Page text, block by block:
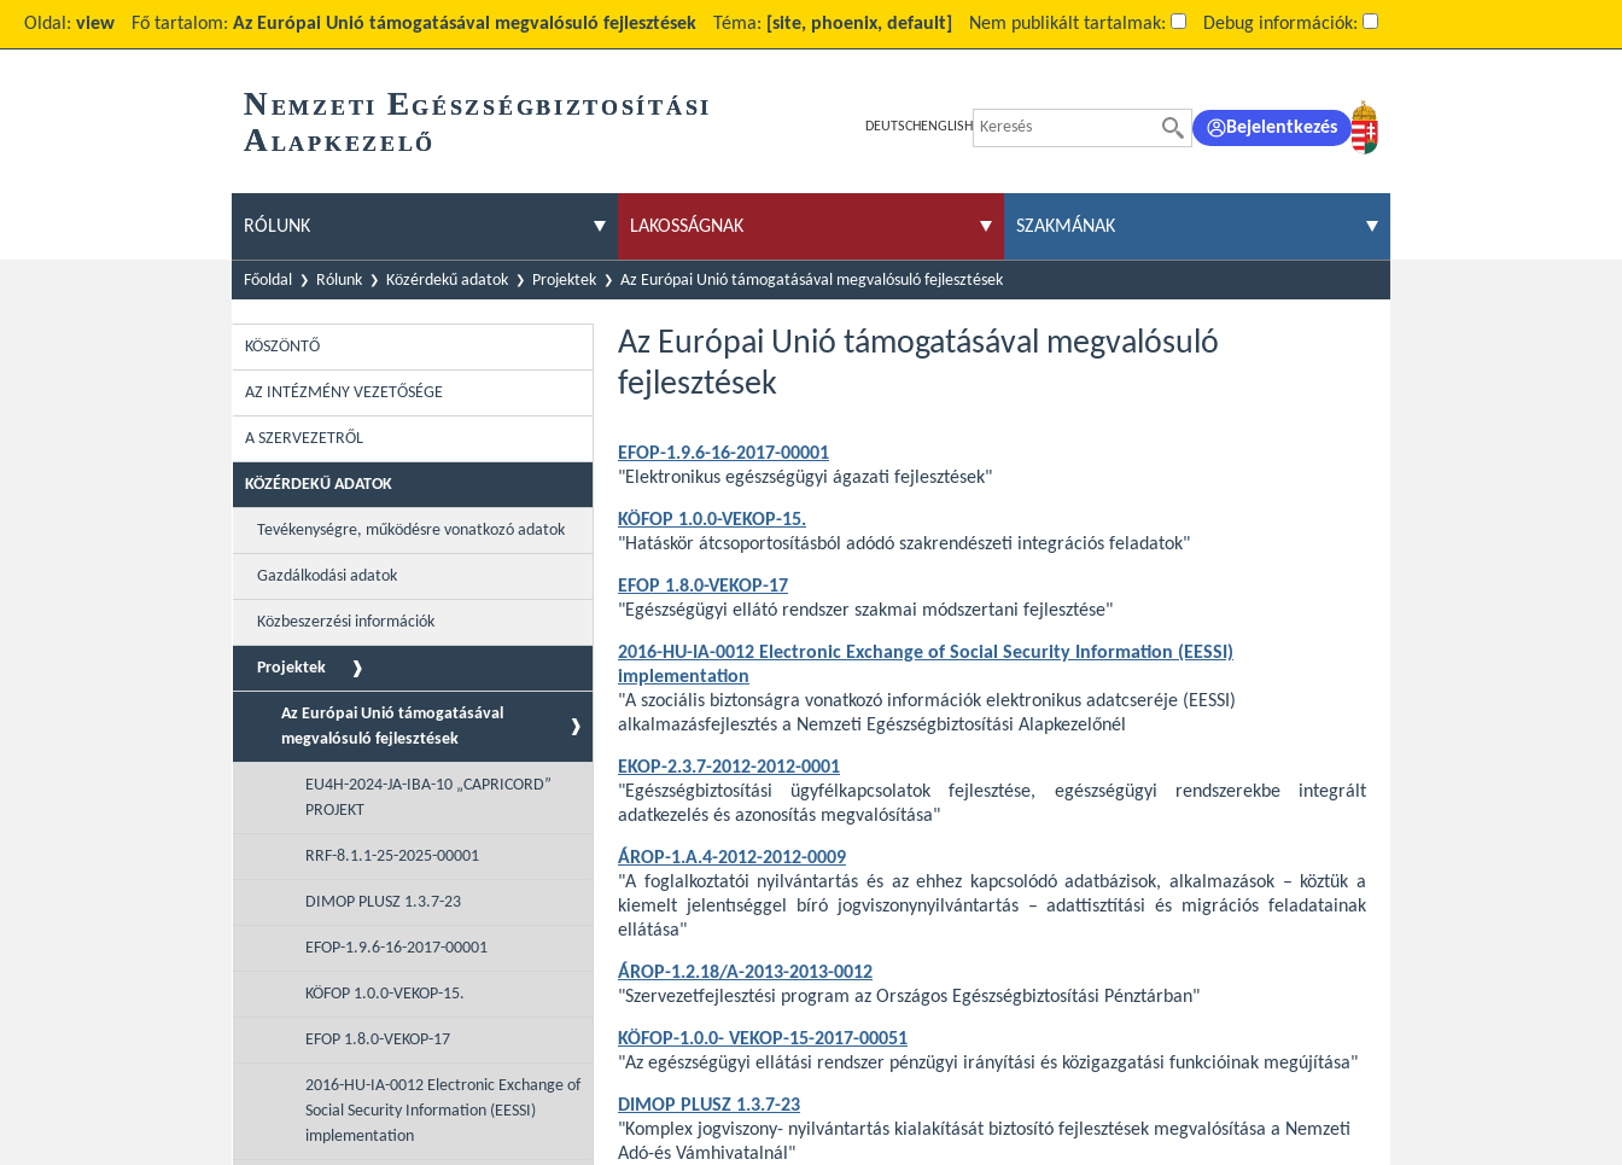
Oldal: view Fő tartalom: Az Európai Unió támogatásával megvalósuló fejlesztések Téma: [site, phoenix, default] Nem publikált tartalmak: Debug információk:
NEMZETI EGÉSZSÉGBIZTOSÍTÁSI
ALAPKEZELŐ
DEUTSCH ENGLISH Bejelentkezés
RÓLUNK LAKOSSÁGNAK SZAKMÁNAK
Főoldal Rólunk Közérdekű adatok Projektek Az Európai Unió támogatásával megvalósuló fejlesztések
KÖSZÖNTŐ
AZ INTÉZMÉNY VEZETŐSÉGE
A SZERVEZETRŐL
KÖZÉRDEKŰ ADATOK
Tevékenységre, működésre vonatkozó adatok
Gazdálkodási adatok
Közbeszerzési információk
Projektek
Az Európai Unió támogatásával
megvalósuló fejlesztések
EU4H-2024-JA-IBA-10 „CAPRICORD”
PROJEKT
RRF-8.1.1-25-2025-00001
DIMOP PLUSZ 1.3.7-23
EFOP-1.9.6-16-2017-00001
KÖFOP 1.0.0-VEKOP-15.
EFOP 1.8.0-VEKOP-17
2016-HU-IA-0012 Electronic Exchange of
Social Security Information (EESSI)
implementation
Az Európai Unió támogatásával megvalósuló
fejlesztések
EFOP-1.9.6-16-2017-00001
"Elektronikus egészségügyi ágazati fejlesztések"
KÖFOP 1.0.0-VEKOP-15.
"Hatáskör átcsoportosításból adódó szakrendészeti integrációs feladatok"
EFOP 1.8.0-VEKOP-17
"Egészségügyi ellátó rendszer szakmai módszertani fejlesztése"
2016-HU-IA-0012 Electronic Exchange of Social Security Information (EESSI)
implementation
"A szociális biztonságra vonatkozó információk elektronikus adatcseréje (EESSI)
alkalmazásfejlesztés a Nemzeti Egészségbiztosítási Alapkezelőnél
EKOP-2.3.7-2012-2012-0001
"Egészségbiztosítási ügyfélkapcsolatok fejlesztése, egészségügyi rendszerekbe integrált
adatkezelés és azonosítás megvalósítása"
ÁROP-1.A.4-2012-2012-0009
"A foglalkoztatói nyilvántartás és az ehhez kapcsolódó adatbázisok, alkalmazások – köztük a
kiemelt jelentıséggel bíró jogviszonynyilvántartás – adattisztítási és migrációs feladatainak
ellátása"
ÁROP-1.2.18/A-2013-2013-0012
"Szervezetfejlesztési program az Országos Egészségbiztosítási Pénztárban"
KÖFOP-1.0.0- VEKOP-15-2017-00051
"Az egészségügyi ellátási rendszer pénzügyi irányítási és közigazgatási funkcióinak megújítása"
DIMOP PLUSZ 1.3.7-23
"Komplex jogviszony- nyilvántartás kialakítását biztosító fejlesztések megvalósítása a Nemzeti
Adó-és Vámhivatalnál"